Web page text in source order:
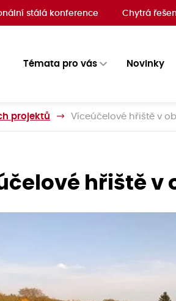
stálá konference Chytrá
Témata pro vás Novinky
projektů Víceúčelové hřiště v
hřiště v